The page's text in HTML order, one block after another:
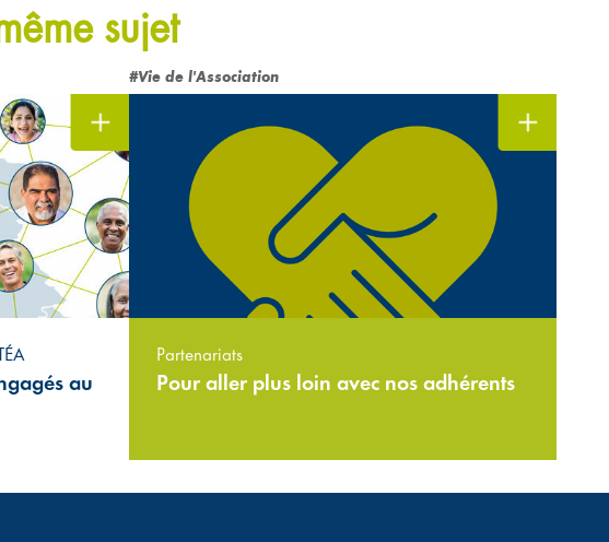
sujet
au
#Vie de l'Association
Partenariats
Pour aller plus loin avec nos adhérents